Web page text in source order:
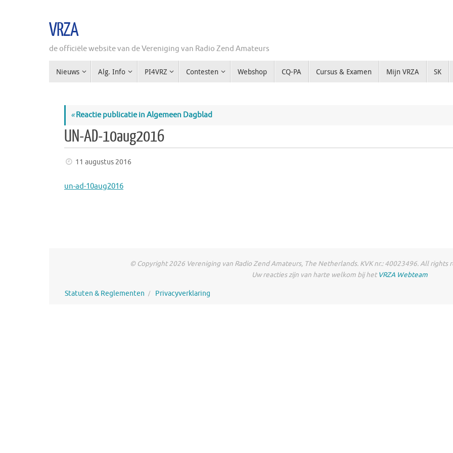
VRZA
de officiële website van de Vereniging van Radio Zend Amateurs
naarNieuws Alg. Info PI4VRZ Contesten Webshop CQ-PA Cursus & Examen Mijn VRZA SK
«Reactie publicatie in Algemeen Dagblad
UN-AD-10aug2016
11 augustus 2016
un-ad-10aug2016
© Copyright 2026 Vereniging van Radio Zend Amateurs, The Netherlands. KVK nr.: 40023496. All rights
Uw reacties zijn van harte welkom bij hetVRZA Webteam
Statuten & Reglementen Privacyverklaring